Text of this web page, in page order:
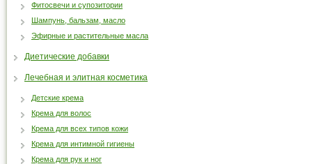
Фитосвечи и супозитории
Шампунь, бальзам, масло
Эфирные и растительные масла
Диетические добавки
Лечебная и элитная косметика
Детские крема
Крема для волос
Крема для всех типов кожи
Крема для интимной гигиены
Крема для рук и ног